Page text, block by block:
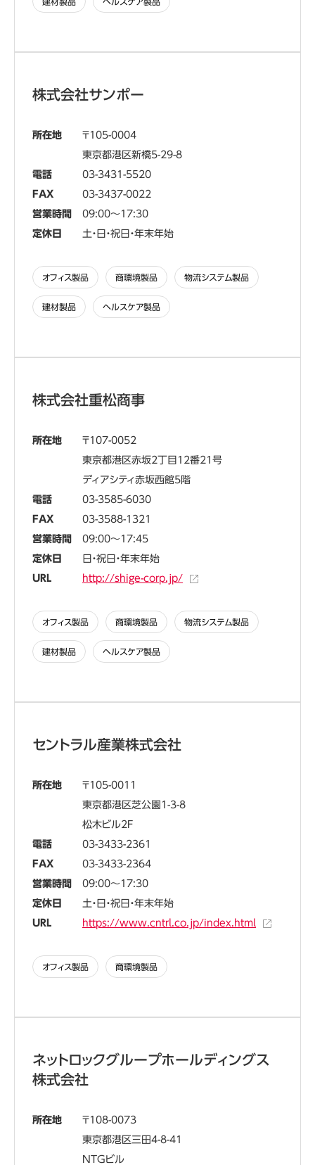
株式会社サンポー
所在地
105-0004
東京都港区新橋5-29-8
電話
03-3431-5520
FAX
03-3437-0022
営業時間
09:00～17:30
定休日
土・日・祝日・年末年始
オフィス製品 商環境製品 物流システム製品
建材製品 ヘルスケア製品
株式会社重松商事
所在地
107-0052
東京都港区赤坂2丁目12番21号
ディアシティ赤坂西館5階
電話
03-3585-6030
FAX
03-3588-1321
営業時間
09:00～17:45
定休日
日・祝日・年末年始
URL
http://shige-corp.jp/
オフィス製品 商環境製品 物流システム製品
建材製品 ヘルスケア製品
セントラル産業株式会社
所在地
105-0011
東京都港区芝公園1-3-8
松木ビル2F
電話
03-3433-2361
FAX
03-3433-2364
営業時間
09:00～17:30
定休日
土・日・祝日・年末年始
URL
https://www.cntrl.co.jp/index.html
オフィス製品 商環境製品
ネットロックグループホールディングス
株式会社
所在地
108-0073
東京都港区三田4-8-41
NTGビル